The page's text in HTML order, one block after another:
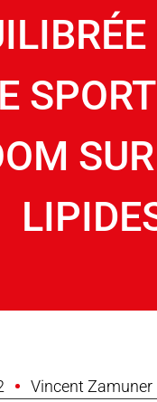
Vincent Zamuner